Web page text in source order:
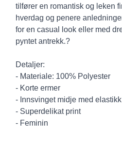
tilfører en romantisk og leken
hverdag og penere
for en casual look eller med
pyntet antrekk.?
Detaljer:
- Materiale: 100% Polyester
- Korte ermer
- Innsvinget midje med elastikk
- Superdelikat print
- Feminin